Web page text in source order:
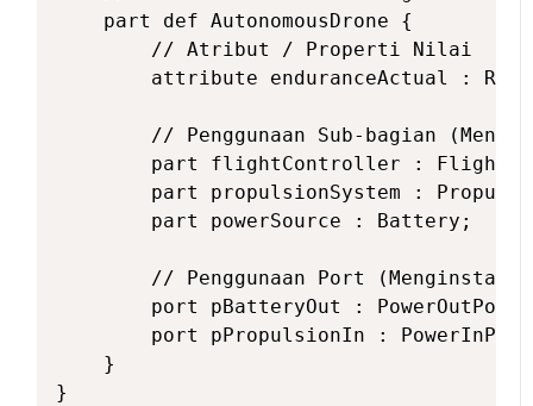
    part def AutonomousDrone {
        // Atribut / Properti Nilai
attribute enduranceActual :
// Penggunaan Sub-bagian
part flightController :
part propulsionSystem :
        part powerSource : Battery;
// Penggunaan Port
        port pBatteryOut : PowerOutPort;
port pPropulsionIn :
    }
}